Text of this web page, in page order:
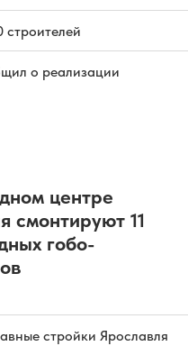
строителей
о реализации
центре
смонтируют 11
гобо-
стройки Ярославля